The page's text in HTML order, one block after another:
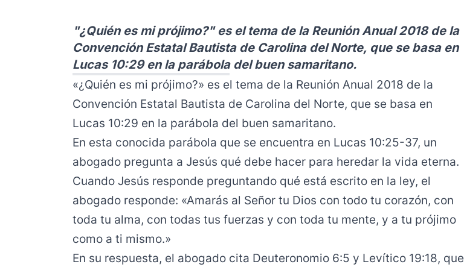
"¿Quién es mi prójimo?" es el tema de la Reunión Anual 2018 de la
Convención Estatal Bautista de Carolina del Norte, que se basa en
Lucas 10:29 en la parábola del buen samaritano.
«¿Quién es mi prójimo?» es el tema de la Reunión Anual 2018 de la
Convención Estatal Bautista de Carolina del Norte, que se basa en
Lucas 10:29 en la parábola del buen samaritano.
En esta conocida parábola que se encuentra en Lucas 10:25-37, un
abogado pregunta a Jesús qué debe hacer para heredar la vida eterna.
Cuando Jesús responde preguntando qué está escrito en la ley, el
abogado responde: «Amarás al Señor tu Dios con todo tu corazón, con
toda tu alma, con todas tus fuerzas y con toda tu mente, y a tu prójimo
como a ti mismo.»
En su respuesta, el abogado cita Deuteronomio 6:5 y Levítico 19:18, que